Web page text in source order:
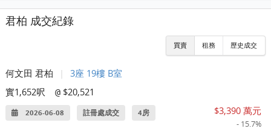
君柏 成交紀錄
買賣 租務 歷史成交
何文田 君柏
3座 19樓 B室
實1,652呎
@ $20,521
2026-06-08 註冊處成交 4房 $3,390 萬元
- 15.7%